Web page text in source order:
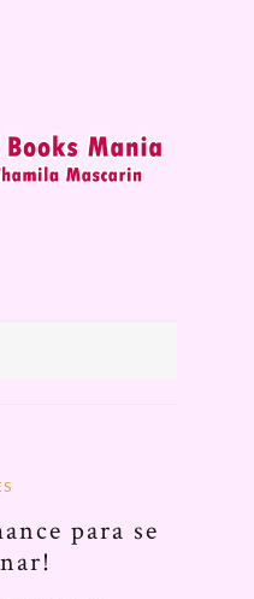
para se